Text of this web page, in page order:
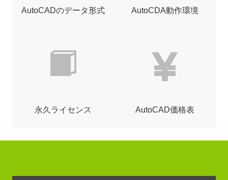
AutoCADのデータ形式 AutoCDA動作環境
永久ライセンス AutoCAD価格表